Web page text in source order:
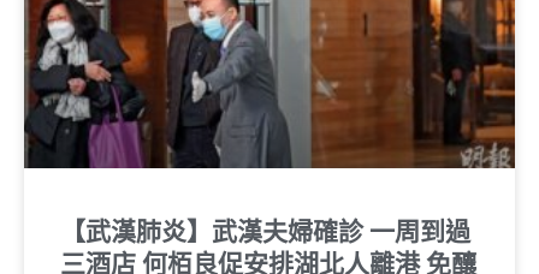
【武漢肺炎】武漢夫婦確診 一周到過
三酒店 何栢良促安排湖北人離港 免釀